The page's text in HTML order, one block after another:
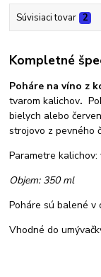
Súvisiaci tovar 2
Kompletné
Poháre na víno z
tvarom kalichov.
bielych alebo
strojovo z pevného
Parametre kalichov:
Objem: 350 ml
Poháre sú balené v
Vhodné do